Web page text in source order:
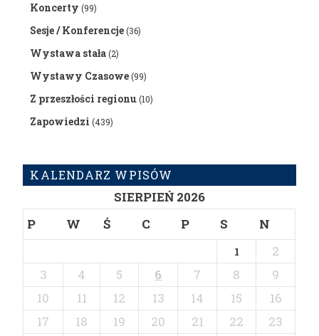
Koncerty (99)
Sesje / Konferencje(36)
Wystawa stała(2)
Wystawy Czasowe(99)
Z przeszłości regionu(10)
Zapowiedzi (439)
KALENDARZ WPISÓW
SIERPIEŃ 2026
P
W Ś C P S N
1
2
3
4 5 6 7 8
9
10
11 12 13 14 15
16
17
18 19 20 21 22
23